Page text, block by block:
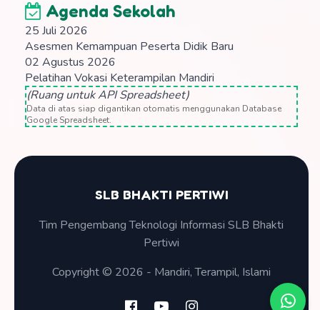
Agenda Sekolah
25 Juli 2026
Asesmen Kemampuan Peserta Didik Baru
02 Agustus 2026
Pelatihan Vokasi Keterampilan Mandiri
(Ruang untuk API Spreadsheet)
Data di atas siap digantikan otomatis menggunakan Database
Google Spreadsheet.
SLB BHAKTI PERTIWI
Tim Pengembang Teknologi Informasi SLB Bhakti
Pertiwi
Copyright © 2026 - Mandiri, Terampil, Islami